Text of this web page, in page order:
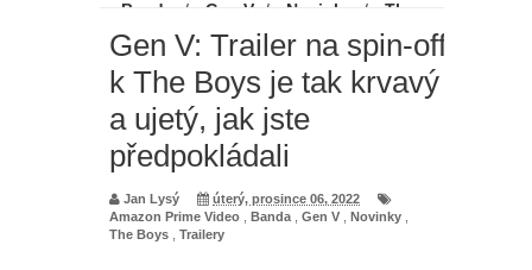
Banda
/ Gen V / Novinky /
The
Boys
Trailery /
Gen V: Trailer na spin-
off k The Boys je tak krvavý a ujetý, jak jste
předpokládali
Gen V: Trailer na spin-off
k The Boys je tak krvavý
a ujetý, jak jste
předpokládali
Jan Lysý
úterý, prosince 06, 2022
Amazon Prime Video
Banda Gen V Novinky
The Boys
Trailery